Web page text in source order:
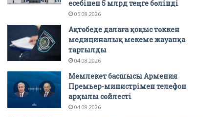
есебінен 5 млрд теңге бөлінді
05.08.2026
Ақтөбеде далаға қоқыс төккен
медициналық мекеме жауапқа
тартылды
04.08.2026
Мемлекет басшысы Армения
Премьер-министрімен телефон
арқылы сөйлесті
04.08.2026